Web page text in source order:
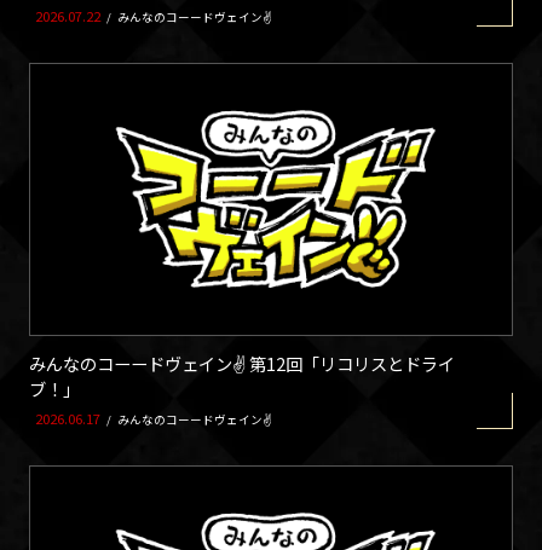
2026.07.22 / みんなのコーードヴェイン✌
みんなのコーードヴェイン✌ 第12回「リコリスとドライ
ブ！」
2026.06.17 / みんなのコーードヴェイン✌